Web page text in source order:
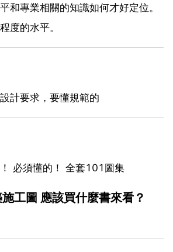
和專業相關的知識如何才好定位。
度的水平。
計要求，要懂規範的
必須懂的！ 全套101圖集
工圖 應該買什麼書來看？